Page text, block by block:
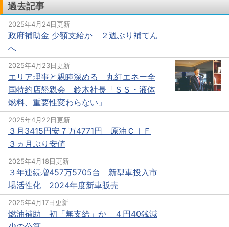
過去記事
2025年4月24日更新
政府補助金 少額支給か ２週ぶり補てん
へ
2025年4月23日更新
エリア理事と親睦深める 丸紅エネー全
国特約店懇親会 鈴木社長「ＳＳ・液体
燃料、重要性変わらない」
2025年4月22日更新
３月3415円安７万4771円 原油ＣＩＦ
３ヵ月ぶり安値
2025年4月18日更新
３年連続増457万5705台 新型車投入市
場活性化 2024年度新車販売
2025年4月17日更新
燃油補助 初「無支給」か ４円40銭減